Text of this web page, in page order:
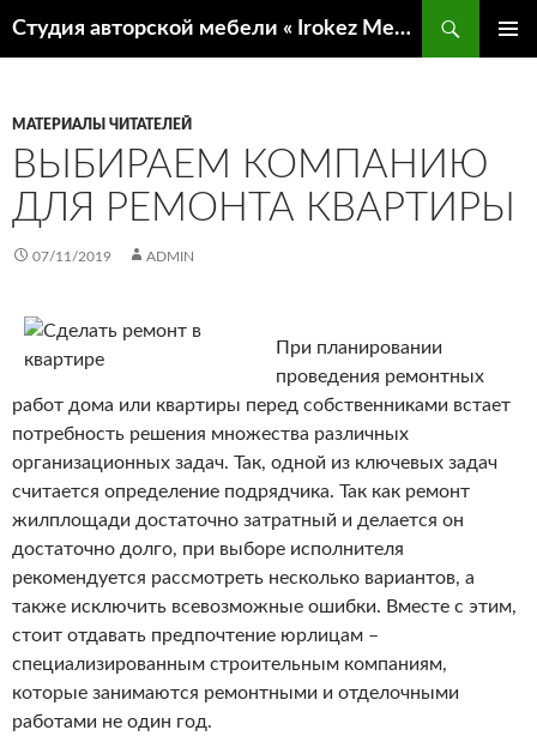
Студия авторской мебели « Irokez Мебель»
МАТЕРИАЛЫ ЧИТАТЕЛЕЙ
ВЫБИРАЕМ КОМПАНИЮ
ДЛЯ РЕМОНТА КВАРТИРЫ
07/11/2019 ADMIN
При планировании
проведения ремонтных
работ дома или квартиры перед собственниками встает
потребность решения множества различных
организационных задач. Так, одной из ключевых задач
считается определение подрядчика. Так как ремонт
жилплощади достаточно затратный и делается он
достаточно долго, при выборе исполнителя
рекомендуется рассмотреть несколько вариантов, а
также исключить всевозможные ошибки. Вместе с этим,
стоит отдавать предпочтение юрлицам –
специализированным строительным компаниям,
которые занимаются ремонтными и отделочными
работами не один год.